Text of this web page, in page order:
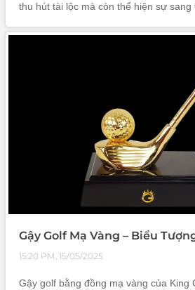
thu hút tài lộc mà còn thể hiện sự
sống, làm việc hoặc làm quà tặng cao
Gậy Golf Mạ Vàng – Biểu
15:20 PM, 15/05/2025
Gậy golf bằng đồng mạ vàng của King